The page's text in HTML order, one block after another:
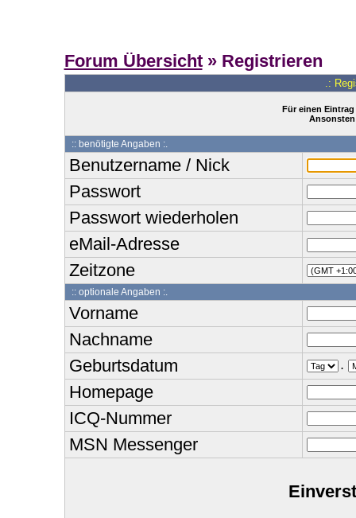
Forum Übersicht» Registrieren
.:
Für einen
:: benötigte Angaben :.
Benutzername / Nick
Passwort
Passwort wiederholen
eMail-Adresse
Zeitzone
:: optionale Angaben :.
Vorname
Nachname
Geburtsdatum
.
Homepage
ICQ-Nummer
MSN Messenger